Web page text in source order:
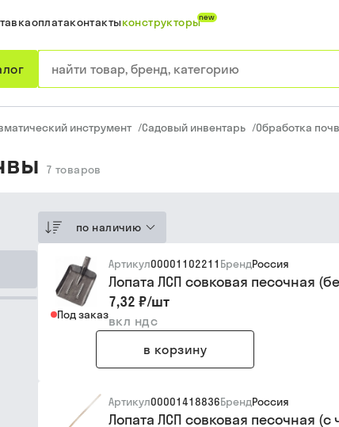
оплатаконтактыконструкторыnew
инструмент /Садовый инвентарь /Обработка
7 товаров
по наличию
Под заказ
Артикул00001102211 БрендРоссия
Лопата ЛСП совковая песочная
7,32 ₽/шт
вкл ндс
в корзину
Артикул00001418836БрендРоссия
Лопата ЛСП совковая песочная (с